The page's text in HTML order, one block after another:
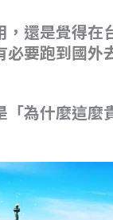
，還是覺得在
要跑到國外
為什麼這麼